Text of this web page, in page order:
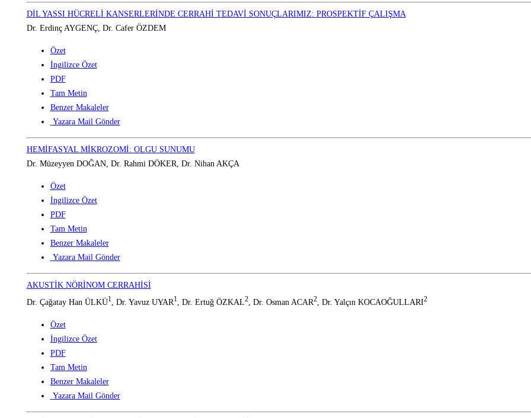
DİL YASSI HÜCRELİ KANSERLERİNDE CERRAHİ TEDAVİ SONUÇLARIMIZ: PROSPEKTİF ÇALIŞMA
Dr. Erdinç AYGENÇ, Dr. Cafer ÖZDEM
Özet
İngilizce Özet
PDF
Tam Metin
Benzer Makaleler
Yazara Mail Gönder
HEMİFASYAL MİKROZOMİ: OLGU SUNUMU
Dr. Müzeyyen DOĞAN, Dr. Rahmi DÖKER, Dr. Nihan AKÇA
Özet
İngilizce Özet
PDF
Tam Metin
Benzer Makaleler
Yazara Mail Gönder
AKUSTİK NÖRİNOM CERRAHİSİ
Dr. Çağatay Han ÜLKÜ1, Dr. Yavuz UYAR1, Dr. Ertuğ ÖZKAL2, Dr. Osman ACAR2, Dr. Yalçın KOCAOĞULLARI2
Özet
İngilizce Özet
PDF
Tam Metin
Benzer Makaleler
Yazara Mail Gönder